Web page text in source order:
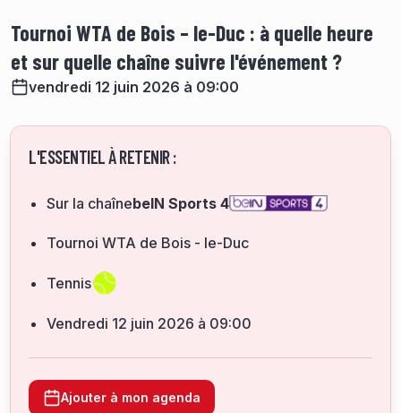
Tournoi WTA de Bois – le-Duc : à quelle heure
et sur quelle chaîne suivre l'événement ?
vendredi 12 juin 2026 à 09:00
L'ESSENTIEL À RETENIR :
Sur la chaînebeIN Sports 4
Tournoi WTA de Bois - le-Duc
Tennis
vendredi 12 juin 2026 à 09:00
Ajouter à mon agenda